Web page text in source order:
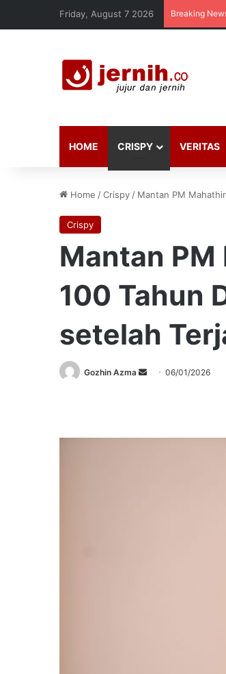
Friday, August 7 2026 Breaking
HOME CRISPY VERITAS
Home /Crispy / Mantan PM
Crispy
Mantan
100 Tahun
setelah
Gozhin Azma
Send06/01/2026